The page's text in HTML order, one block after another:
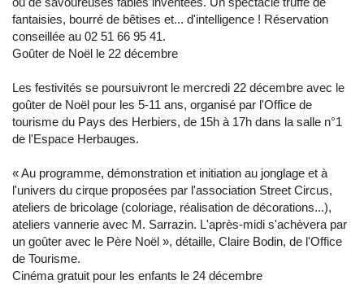
fantaisies, bourré de bêtises et... d'intelligence ! Réservation
conseillée au 02 51 66 95 41.
Goûter de Noël le 22 décembre
Les festivités se poursuivront le mercredi 22 décembre avec le
goûter de Noël pour les 5-11 ans, organisé par l'Office de
tourisme du Pays des Herbiers, de 15h à 17h dans la salle n°1
de l'Espace Herbauges.
« Au programme, démonstration et initiation au jonglage et à
l'univers du cirque proposées par l'association Street Circus,
ateliers de bricolage (coloriage, réalisation de décorations...),
ateliers vannerie avec M. Sarrazin. L'après-midi s'achèvera par
un goûter avec le Père Noël », détaille, Claire Bodin, de l'Office
de Tourisme.
Cinéma gratuit pour les enfants le 24 décembre